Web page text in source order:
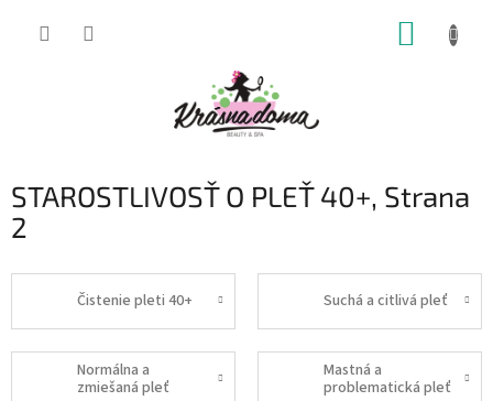
STAROSTLIVOSŤ O PLEŤ 40+, Strana
2
Čistenie pleti 40+ Suchá a citlivá pleť
Normálna a
zmiešaná pleť
Mastná a
problematická pleť